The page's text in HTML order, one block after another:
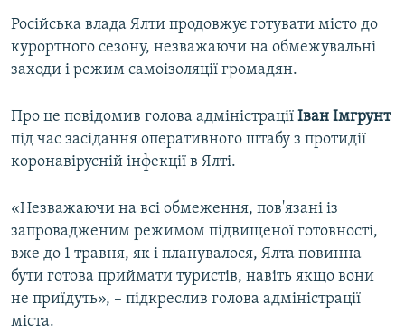
Російська влада Ялти продовжує готувати місто до
курортного сезону, незважаючи на обмежувальні
заходи і режим самоізоляції громадян.
Про це повідомив голова адміністрації Іван Імгрунт
під час засідання оперативного штабу з протидії
коронавірусній інфекції в Ялті.
«Незважаючи на всі обмеження, пов'язані із
запровадженим режимом підвищеної готовності,
вже до 1 травня, як і планувалося, Ялта повинна
бути готова приймати туристів, навіть якщо вони
не приїдуть», – підкреслив голова адміністрації
міста.